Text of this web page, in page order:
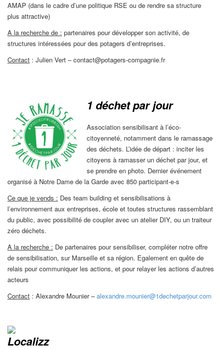
AMAP (dans le cadre d’une politique RSE ou de rendre sa structure
plus attractive)
A la recherche de : partenaires pour développer son activité, de
structures intéressées pour des potagers d’entreprises.
Contact : Julien Vert – contact@potagers-compagnie.fr
1 déchet par jour
Association sensibilisant à l’éco-
citoyenneté, notamment dans le ramassage
des déchets. L’idée de départ : inciter les
citoyens à ramasser un déchet par jour, et
se prendre en photo. Dernier événement
organisé à Notre Dame de la Garde avec 850 participant-e-s
Ce que je vends : Des team building et sensibilisations à
l’environnement aux entreprises, école et toutes structures rassemblant
du public, avec possibilité de coupler avec un atelier DIY, ou un traiteur
zéro déchets.
A la recherche : De partenaires pour sensibiliser, compléter notre offre
de sensibilisation, sur Marseille et sa région. Egalement en quête de
relais pour communiquer les actions, et pour relayer les actions d’autres
acteurs
Contact : Alexandre Mounier –alexandre.mounier@1dechetparjour.com
Localizz